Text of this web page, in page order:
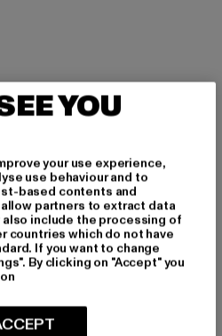
100% Polyester
GmbH |info@tbint.de
7 | 64372 Ober-Ramstadt |
YOU
your use experience,
use behaviour and to
based contents and
partners to extract data
include the processing of
countries which do not have
If you want to change
By clicking on "Accept" you